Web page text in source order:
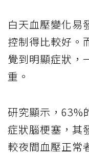
白天血壓變化易
控制得比較好。
覺到明顯症狀，
重。
研究顯示，63%
症狀腦梗塞，其
較夜間血壓正常